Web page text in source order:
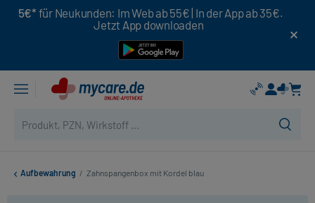
5€* für Neukunden: Im Web ab 55€ | In der App ab 35€.
Jetzt App downloaden
Aufbewahrung / Zahnspangenbox mit Kordel blau